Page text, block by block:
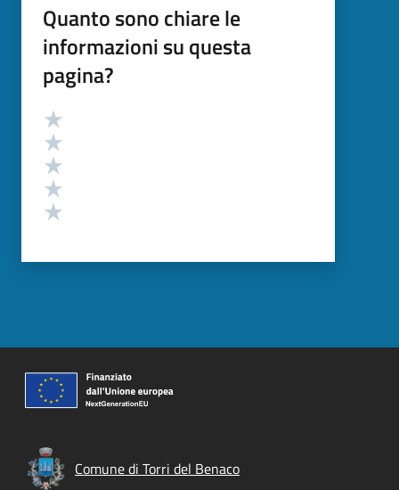
Quanto sono chiare le
informazioni su questa
pagina?
Valutazione
Comune di Torri del Benaco